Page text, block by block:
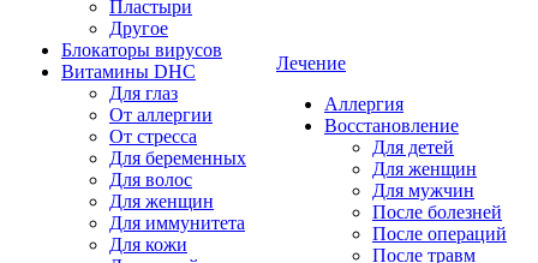
Пластыри
Другое
Блокаторы вирусов
Витамины DHC
Для глаз
От аллергии
От стресса
Для беременных
Для волос
Для женщин
Для иммунитета
Для кожи
Лечение
Аллергия
Восстановление
Для детей
Для женщин
Для мужчин
После болезней
После операций
После травм